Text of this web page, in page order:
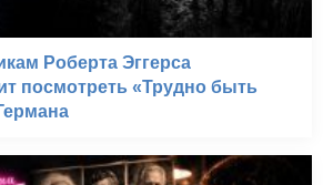
Роберта Эггерса
посмотреть «Трудно быть